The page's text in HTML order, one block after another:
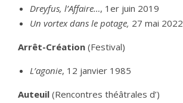
Dreyfus, l’Affaire…, 1er juin 2019
Un vortex dans le potage, 27 mai 2022
Arrêt-Création (Festival)
L’agonie, 12 janvier 1985
Auteuil (Rencontres théâtrales d’)